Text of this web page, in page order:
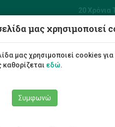
20 Χρόνια
μας χρησιμοποιεί
μας χρησιμοποιεί cookies
εδώ.
Συμφωνώ